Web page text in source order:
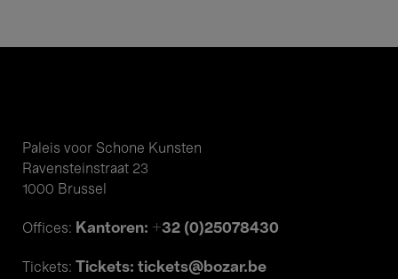
Paleis voor Schone Kunsten
Ravensteinstraat 23
1000 Brussel
Offices: Kantoren: +32 (0)25078430
Tickets: Tickets: tickets@bozar.be